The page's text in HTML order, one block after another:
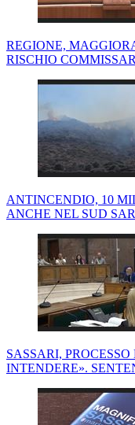
REGIONE,
RISCHIO
ANTINCENDIO, 10
ANCHE NEL SUD
SASSARI,
INTENDERE».